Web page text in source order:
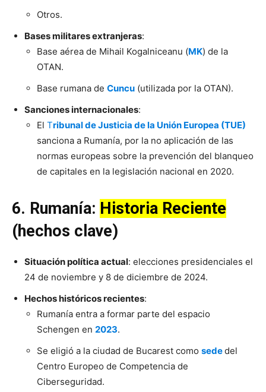
Otros.
Bases militares extranjeras:
Base aérea de Mihail Kogalniceanu (MK) de la
OTAN.
Base rumana de Cuncu (utilizada por la OTAN).
Sanciones internacionales:
El Tribunal de Justicia de la Unión Europea (TUE)
sanciona a Rumanía, por la no aplicación de las
normas europeas sobre la prevención del blanqueo
de capitales en la legislación nacional en 2020.
6. Rumanía: Historia Reciente
(hechos clave)
Situación política actual: elecciones presidenciales el
24 de noviembre y 8 de diciembre de 2024.
Hechos históricos recientes:
Rumanía entra a formar parte del espacio
Schengen en 2023.
Se eligió a la ciudad de Bucarest como sededel
Centro Europeo de Competencia de
Ciberseguridad.